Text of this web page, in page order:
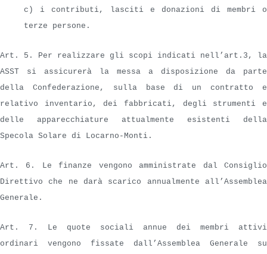
c) i contributi, lasciti e donazioni di membri o
terze persone.
Art. 5. Per realizzare gli scopi indicati nell’art.3, la
ASST si assicurerà la messa a disposizione da parte
della Confederazione, sulla base di un contratto e
relativo inventario, dei fabbricati, degli strumenti e
delle apparecchiature attualmente esistenti della
Specola Solare di Locarno-Monti.
Art. 6. Le finanze vengono amministrate dal Consiglio
Direttivo che ne darà scarico annualmente all’Assemblea
Generale.
Art. 7. Le quote sociali annue dei membri attivi
ordinari vengono fissate dall’Assemblea Generale su